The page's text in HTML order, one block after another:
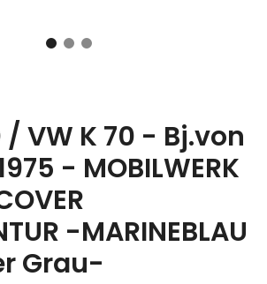
/ VW K 70 - Bj.von
- MOBILWERK
-MARINEBLAU
Grau-